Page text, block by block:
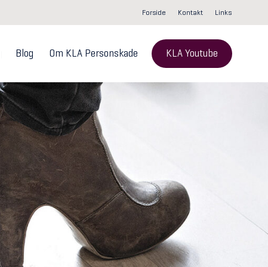
Forside Kontakt Links
Blog Om KLA Personskade KLA Youtube